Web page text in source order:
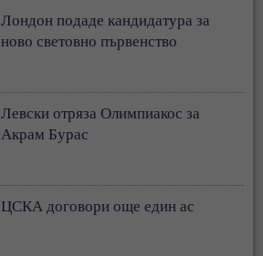
Лондон подаде кандидатура за
ново световно първенство
Левски отряза Олимпиакос за
Акрам Бурас
ЦСКА договори още един ас